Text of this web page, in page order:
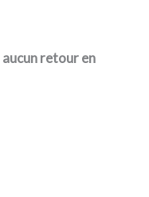
aucun retour en